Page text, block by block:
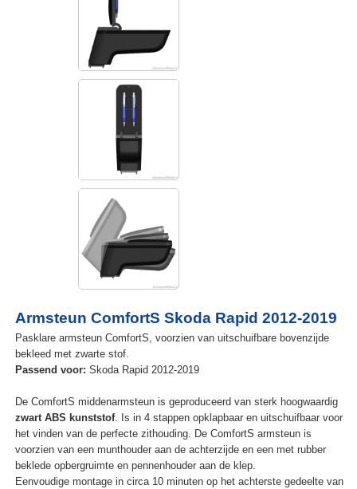
Armsteun ComfortS Skoda Rapid 2012-2019
Pasklare armsteun ComfortS, voorzien van uitschuifbare bovenzijde
bekleed met zwarte stof.
Passend voor: Skoda Rapid 2012-2019
De ComfortS middenarmsteun is geproduceerd van sterk hoogwaardig
zwart ABS kunststof. Is in 4 stappen opklapbaar en uitschuifbaar voor
het vinden van de perfecte zithouding. De ComfortS armsteun is
voorzien van een munthouder aan de achterzijde en een met rubber
beklede opbergruimte en pennenhouder aan de klep.
Eenvoudige montage in circa 10 minuten op het achterste gedeelte van